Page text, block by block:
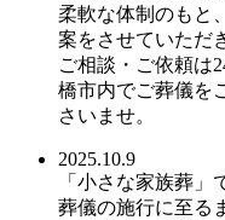
柔軟な体制のもと
案をさせていただ
ご相談・ご依頼は
橋市内でご葬儀を
さいませ。
2025.10.9
「小さな家族葬
葬儀の施行に至る